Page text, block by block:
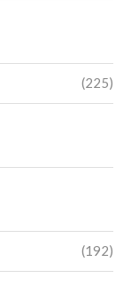
(225)
(192)